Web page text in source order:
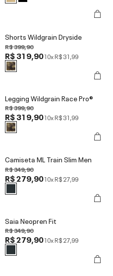
Shorts Wildgrain Dryside
R$ 399,90
R$ 319,9010xR$ 31,99
Legging Wildgrain Race Pro®
R$ 399,90
R$ 319,9010xR$ 31,99
Camiseta ML Train Slim Men
R$ 349,90
R$ 279,9010xR$ 27,99
Saia Neopren Fit
R$ 349,90
R$ 279,9010xR$ 27,99